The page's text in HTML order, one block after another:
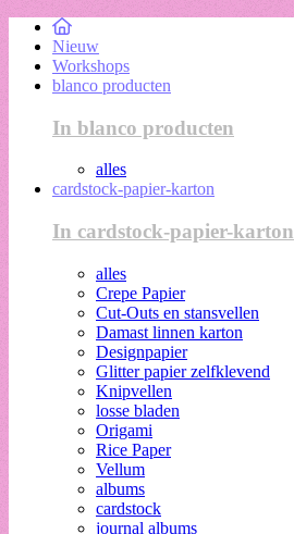
Nieuw
Workshops
blanco producten
In blanco producten
alles
cardstock-papier-karton
In cardstock-papier-karton
alles
Crepe Papier
Cut-Outs en stansvellen
Damast linnen karton
Designpapier
Glitter papier zelfklevend
Knipvellen
losse bladen
Origami
Rice Paper
Vellum
albums
cardstock
journal albums